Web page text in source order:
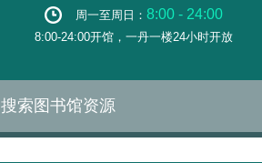
周一至周日： 8:00 - 24:00
8:00-24:00开馆，一丹一楼24小时开放
搜索图书馆资源